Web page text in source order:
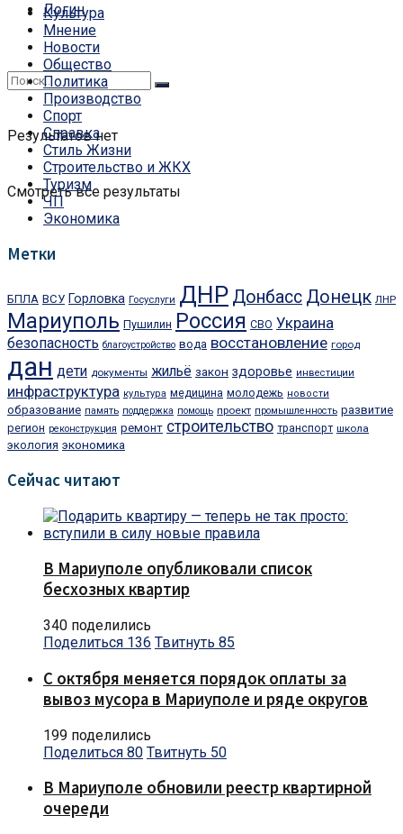
Логин
Результатов нет
Смотреть все результаты
Культура
Мнение
Новости
Общество
Политика
Производство
Спорт
Справка
Стиль Жизни
Строительство и ЖКХ
Туризм
ЧП
Экономика
Метки
БПЛА ВСУ Горловка Госуслуги ДНР Донбасс Донецк ЛНР
Мариуполь Пушилин Россия СВО Украина
безопасность благоустройство вода восстановление город
дан дети документы жильё закон здоровье инвестиции
инфраструктура культура медицина молодежь новости
образование память поддержка помощь проект промышленность развитие
регион реконструкция ремонт строительство транспорт школа
экология экономика
Сейчас читают
В Мариуполе опубликовали список
бесхозных квартир
340 поделились
Поделиться 136 Твитнуть 85
С октября меняется порядок оплаты за
вывоз мусора в Мариуполе и ряде округов
199 поделились
Поделиться 80 Твитнуть 50
В Мариуполе обновили реестр квартирной
очереди